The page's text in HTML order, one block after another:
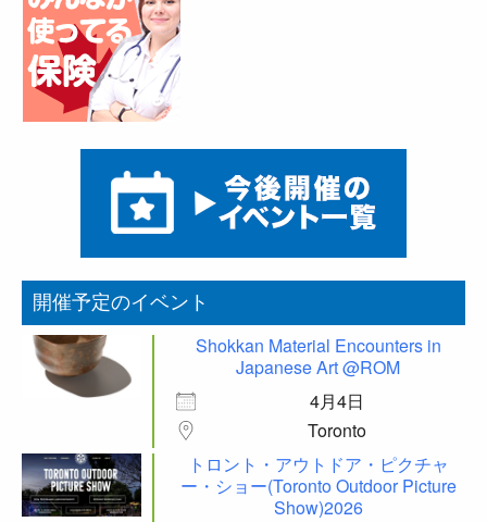
開催予定のイベント
Shokkan Material Encounters in
Japanese Art @ROM
4月4日
Toronto
トロント・アウトドア・ピクチャ
ー・ショー(Toronto Outdoor Picture
Show)2026